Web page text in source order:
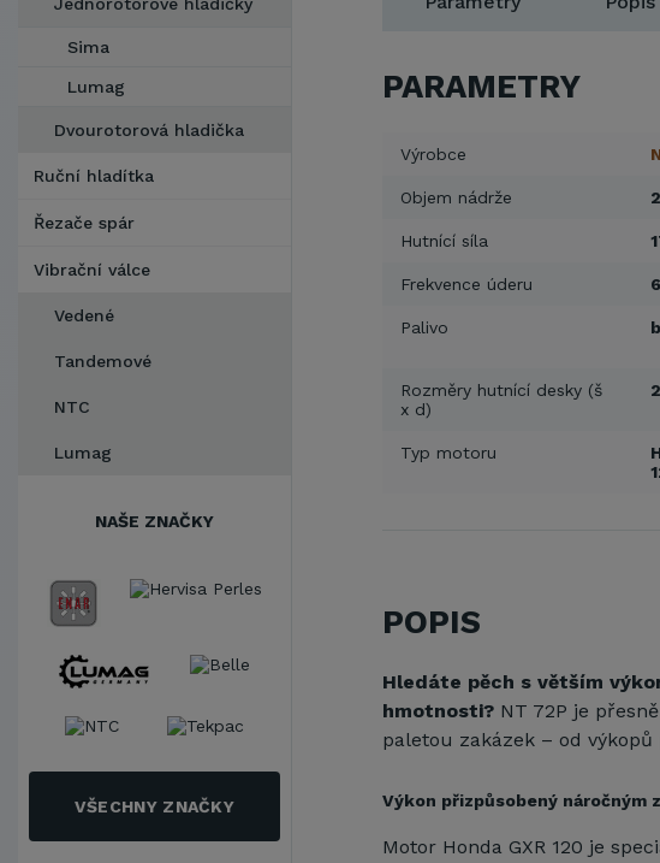
Sima
Lumag
Dvourotorová hladička
Ruční hladítka
Řezače spár
Vibrační válce
Vedené
Tandemové
NTC
Lumag
NAŠE ZNAČKY
VŠECHNY ZNAČKY
PARAMETRY
Výrobce
Objem nádrže
Hutnící síla
Frekvence úderu
Palivo
Rozměry hutnící desky (š
x d)
Typ motoru
POPIS
Hledáte pěch s větším
hmotnosti? NT 72P je
paletou zakázek – od
Výkon přizpůsobený náročným
Motor Honda GXR 120 je